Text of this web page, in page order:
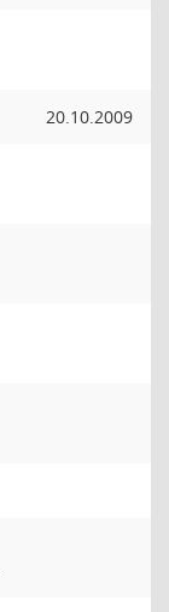
20.10.2009